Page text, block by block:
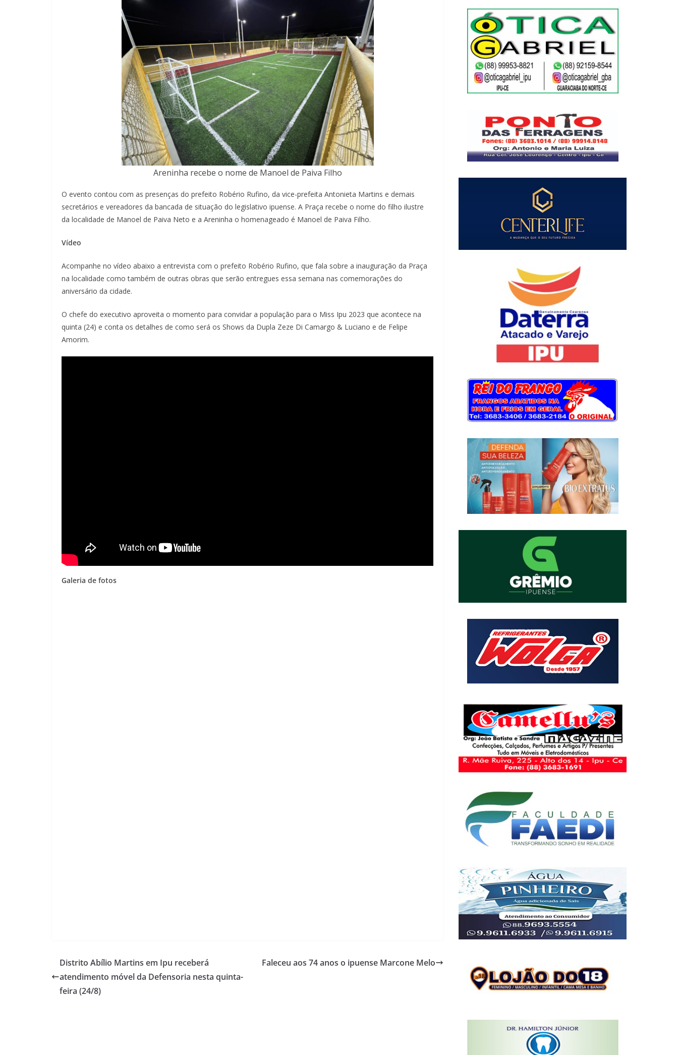
Areninha recebe o nome de Manoel de Paiva Filho
O evento contou com as presenças do prefeito Robério Rufino, da vice-prefeita Antonieta Martins e demais
secretários e vereadores da bancada de situação do legislativo ipuense. A Praça recebe o nome do filho ilustre
da localidade de Manoel de Paiva Neto e a Areninha o homenageado é Manoel de Paiva Filho.
Vídeo
Acompanhe no vídeo abaixo a entrevista com o prefeito Robério Rufino, que fala sobre a inauguração da Praça
na localidade como também de outras obras que serão entregues essa semana nas comemorações do
aniversário da cidade.
O chefe do executivo aproveita o momento para convidar a população para o Miss Ipu 2023 que acontece na
quinta (24) e conta os detalhes de como será os Shows da Dupla Zeze Di Camargo & Luciano e de Felipe
Amorim.
Galeria de fotos
Distrito Abílio Martins em Ipu receberá
atendimento móvel da Defensoria nesta quinta-
feira (24/8)
Faleceu aos 74 anos o ipuense Marcone Melo